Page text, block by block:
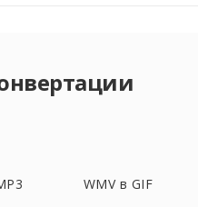
WMV в GIF